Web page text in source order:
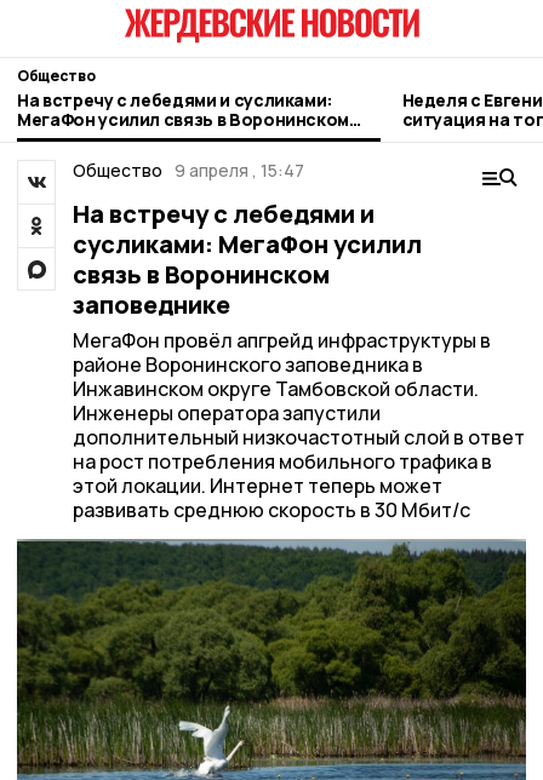
Общество
На встречу с лебедями и сусликами:
МегаФон усилил связь в Воронинском
заповеднике
Неделя с
ситуация на
городе и
Общество 9 апреля , 15:47
На встречу с лебедями и
сусликами: МегаФон усилил
связь в Воронинском
заповеднике
МегаФон провёл апгрейд инфраструктуры в
районе Воронинского заповедника в
Инжавинском округе Тамбовской области.
Инженеры оператора запустили
дополнительный низкочастотный слой в ответ
на рост потребления мобильного трафика в
этой локации. Интернет теперь может
развивать среднюю скорость в 30 Мбит/с